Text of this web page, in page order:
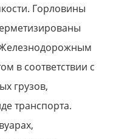
Горловины
в соответствии с
грузов,
транспорта.